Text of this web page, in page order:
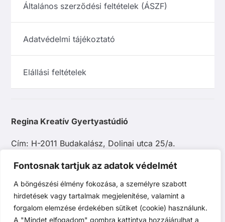
Fontosnak tartjuk az adatok védelmét
A böngészési élmény fokozása, a személyre szabott
hirdetések vagy tartalmak megjelenítése, valamint a
forgalom elemzése érdekében sütiket (cookie) használunk.
A "Mindet elfogadom" gombra kattintva hozzájárulhat a
Általános szerződési feltételek (ÁSZF)
Adatvédelmi tájékoztató
Elállási feltételek
Regina Kreatív Gyertyastúdió
Cím: H-2011 Budakalász, Dolinai utca 25/a.
E-mail: info@reginagyertya.hu
Tel.: +36 20 483 9097